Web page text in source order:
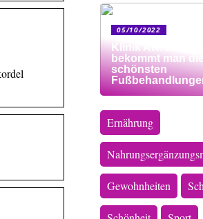
05/10/2022
Klinik AK: Hier
bekommt man
schönsten
Ernährung
Gewohnheiten